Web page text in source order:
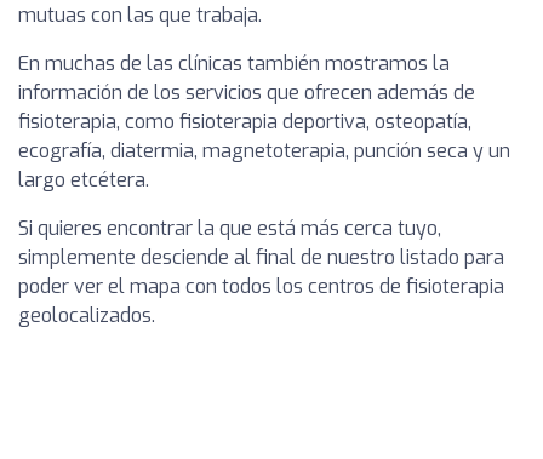
mutuas con las que trabaja.
En muchas de las clínicas también mostramos la
información de los servicios que ofrecen además de
fisioterapia, como fisioterapia deportiva, osteopatía,
ecografía, diatermia, magnetoterapia, punción seca y un
largo etcétera.
Si quieres encontrar la que está más cerca tuyo,
simplemente desciende al final de nuestro listado para
poder ver el mapa con todos los centros de fisioterapia
geolocalizados.